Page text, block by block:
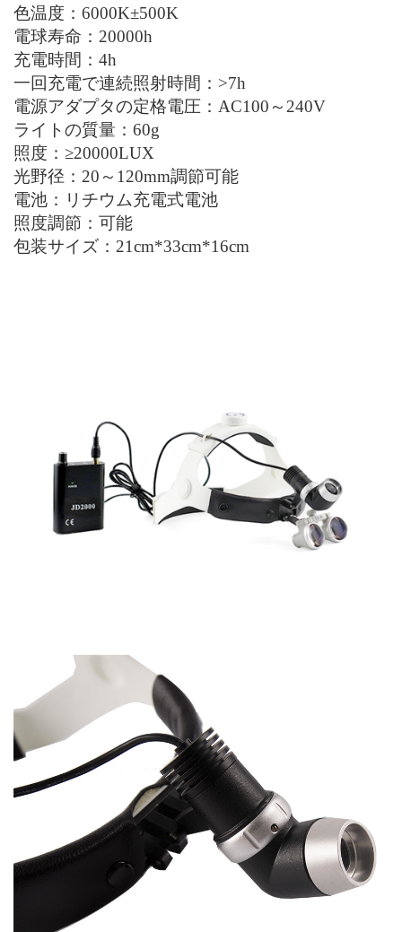
色温度： 6000K±500K
電球寿命： 20000h
充電時間：4h
一回充電で連続照射時間： >7h
電源アダプタの定格電圧： AC100～240V
ライトの質量： 60g
照度： ≥20000LUX
光野径： 20 ～ 120mm調節可能
電池： リチウム充電式電池
照度調節：可能
包装サイズ： 21cm*33cm*16cm